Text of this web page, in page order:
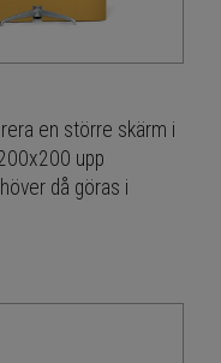
en större skärm i
upp
då göras i